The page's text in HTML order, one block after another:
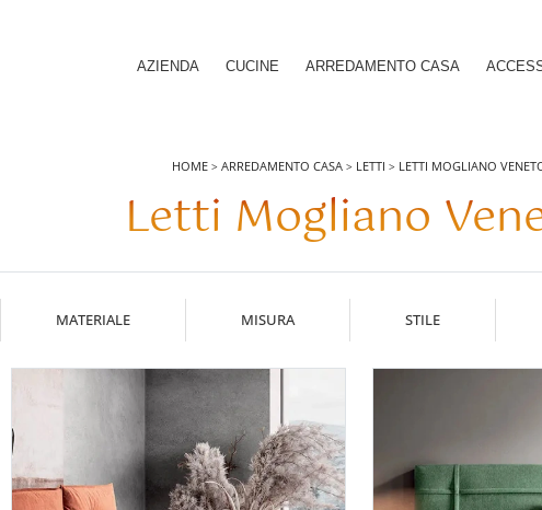
AZIENDA CUCINE ARREDAMENTO CASA
HOME > ARREDAMENTO CASA > LETTI > LETTI MOGLIANO
Letti Mogliano
MATERIALE MISURA STILE